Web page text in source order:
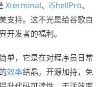
Xterminal、 iShellPro、
支持。这不光是给谷歌自
开发者的福利。
单，它是在对程序员日常
效率结晶。开源加持，免